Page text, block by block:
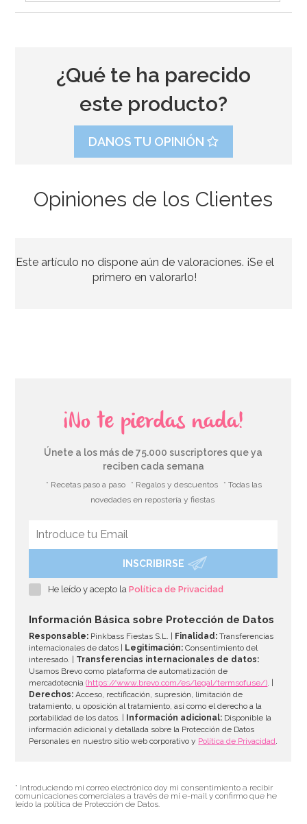
6,95€ 6,95€
Boquilla PME hoja nº51 Estándar
AÑADIR
¿Qué te ha parecido
este producto?
DANOS TU OPINIÓN
Opiniones de los Clientes
Este artículo no dispone aún de valoraciones. ¡Se el
primero en valorarlo!
¡No te pierdas nada!
Únete a los más de 75.000 suscriptores que ya
reciben cada semana
* Recetas paso a paso * Regalos y descuentos
* Todas las
novedades en repostería y fiestas
INSCRIBIRSE
He leído y acepto laPolítica de Privacidad
Información Básica sobre Protección de Datos
Responsable: Pinkbass Fiestas S.L. | Finalidad: Transferencias
internacionales de datos |
Legitimación: Consentimiento del
interesado. | Transferencias internacionales de datos:
Usamos Brevo como plataforma de automatización de
mercadotecnia(https://www.brevo.com/es/legal/termsofuse/). |
Derechos: Acceso, rectificación, supresión, limitación de
tratamiento, u oposición al tratamiento, así como el derecho a la
portabilidad de los datos. |
Información adicional: Disponible la
información adicional y detallada sobre la Protección de Datos
Personales en nuestro sitio web corporativo y Política de Privacidad.
* Introduciendo mi correo electrónico doy mi consentimiento a recibir
comunicaciones comerciales a través de mi e-mail y confirmo que he
leído la política de Protección de Datos.